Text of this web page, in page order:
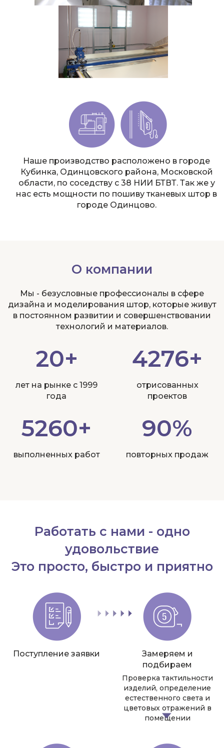
Наше производство расположено в городе
Кубинка, Одинцовского района, Московской
области, по соседству с 38 НИИ БТВТ. Так же у
нас есть мощности по пошиву тканевых штор в
городе Одинцово.
О компании
Мы - безусловные профессионалы в сфере
дизайна и моделирования штор, которые живут
в постоянном развитии и совершенствовании
технологий и материалов.
20+
лет на рынке с 1999
года
4276+
отрисованных
проектов
5260+
выполненных работ
90%
повторных продаж
Работать с нами - одно
удовольствие
Это просто, быстро и приятно
Поступление заявки
Замеряем и
подбираем
Проверка тактильности
изделий, определение
естественного света и
цветовых отражений в
помещении